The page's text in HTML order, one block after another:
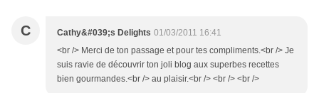
C Cathy&#039;s Delights 01/03/2011 16:41
<br /> Merci de ton passage et pour tes compliments.<br /> Je
suis ravie de découvrir ton joli blog aux superbes recettes
bien gourmandes.<br /> au plaisir.<br /> <br /> <br />